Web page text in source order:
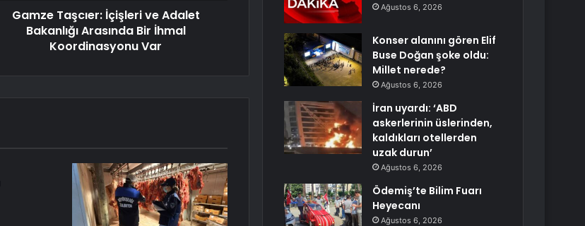
Gamze Taşcıer: İçişleri ve Adalet
Bakanlığı Arasında Bir İhmal
Koordinasyonu Var
Ağustos 6, 2026
Konser alanını gören Elif
Buse Doğan şoke oldu:
Millet nerede?
Ağustos 6, 2026
İran uyardı: ‘ABD
askerlerinin üslerinden,
kaldıkları otellerden
uzak durun’
Ağustos 6, 2026
Ödemiş’te Bilim Fuarı
Heyecanı
Ağustos 6, 2026